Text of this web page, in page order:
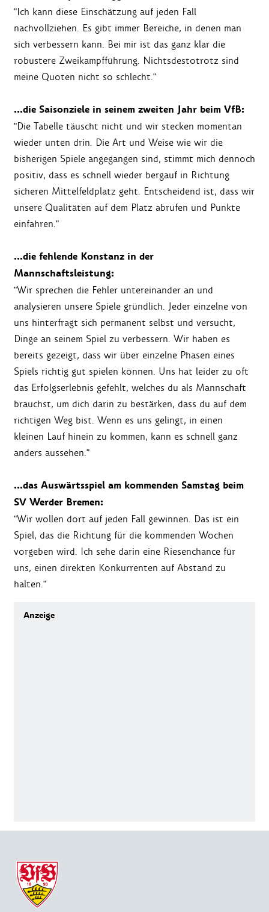
"Ich kann diese Einschätzung auf jeden Fall
nachvollziehen. Es gibt immer Bereiche, in denen man
sich verbessern kann. Bei mir ist das ganz klar die
robustere Zweikampfführung. Nichtsdestotrotz sind
meine Quoten nicht so schlecht."
…die Saisonziele in seinem zweiten Jahr beim VfB:
"Die Tabelle täuscht nicht und wir stecken momentan
wieder unten drin. Die Art und Weise wie wir die
bisherigen Spiele angegangen sind, stimmt mich dennoch
positiv, dass es schnell wieder bergauf in Richtung
sicheren Mittelfeldplatz geht. Entscheidend ist, dass wir
unsere Qualitäten auf dem Platz abrufen und Punkte
einfahren."
…die fehlende Konstanz in der
Mannschaftsleistung:
"Wir sprechen die Fehler untereinander an und
analysieren unsere Spiele gründlich. Jeder einzelne von
uns hinterfragt sich permanent selbst und versucht,
Dinge an seinem Spiel zu verbessern. Wir haben es
bereits gezeigt, dass wir über einzelne Phasen eines
Spiels richtig gut spielen können. Uns hat leider zu oft
das Erfolgserlebnis gefehlt, welches du als Mannschaft
brauchst, um dich darin zu bestärken, dass du auf dem
richtigen Weg bist. Wenn es uns gelingt, in einen
kleinen Lauf hinein zu kommen, kann es schnell ganz
anders aussehen."
…das Auswärtsspiel am kommenden Samstag beim
SV Werder Bremen:
"Wir wollen dort auf jeden Fall gewinnen. Das ist ein
Spiel, das die Richtung für die kommenden Wochen
vorgeben wird. Ich sehe darin eine Riesenchance für
uns, einen direkten Konkurrenten auf Abstand zu
halten."